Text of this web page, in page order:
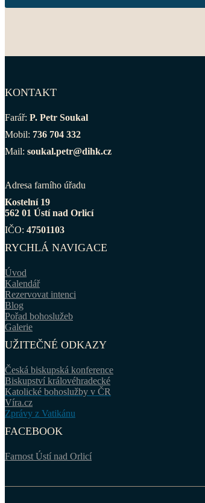
KONTAKT
Farář: P. Petr Soukal
Mobil: 736 704 332
Mail: soukal.petr@dihk.cz
Adresa farního úřadu
Kostelní 19
562 01 Ústí nad Orlicí
IČO: 47501103
RYCHLÁ NAVIGACE
Úvod
Kalendář
Rezervovat intenci
Blog
Pořad bohoslužeb
Galerie
UŽITEČNÉ ODKAZY
Česká biskupská konference
Biskupství královéhradecké
Katolické bohoslužby v ČR
Víra.cz
Zprávy z Vatikánu
FACEBOOK
Farnost Ústí nad Orlicí